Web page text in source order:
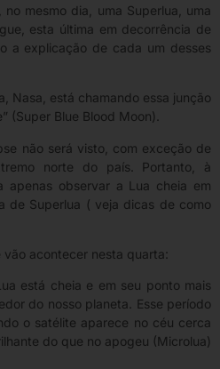
mesmo dia, uma Superlua, uma
esta última em decorrência de
a explicação de cada um desses
Nasa, está chamando essa junção
(Super Blue Blood Moon).
não será visto, com exceção de
norte do país. Portanto, à
apenas observar a Lua cheia em
de Superlua ( veja dicas de como
vão acontecer nesta quarta:
está cheia e em seu ponto mais
do nosso planeta. Esse período
o satélite aparece no céu cerca
do que no apogeu (Microlua)